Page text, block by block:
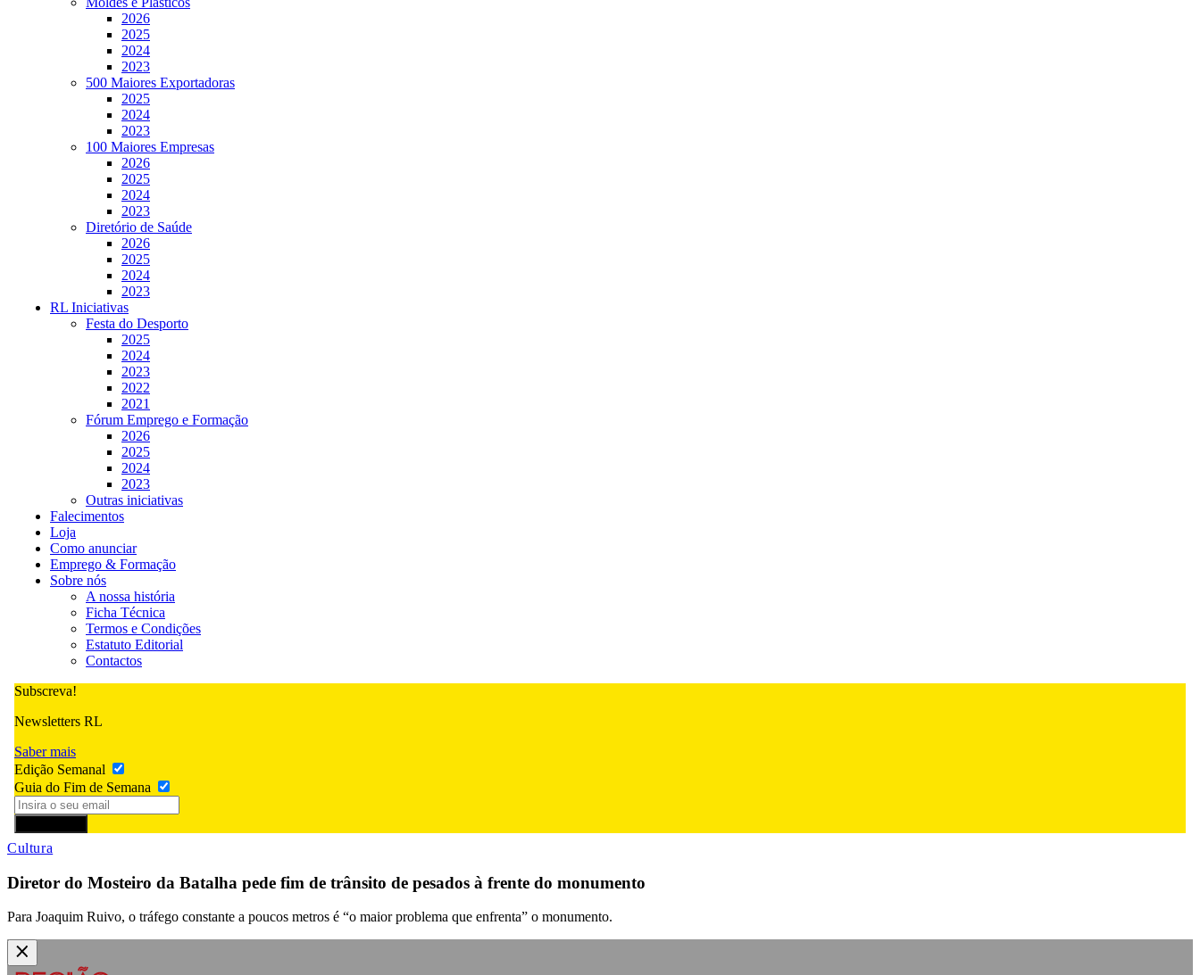
2026
2025
2024
2023
500 Maiores Exportadoras
2025
2024
2023
100 Maiores Empresas
2026
2025
2024
2023
Diretório de Saúde
2026
2025
2024
2023
RL Iniciativas
Festa do Desporto
2025
2024
2023
2022
2021
Fórum Emprego e Formação
2026
2025
2024
2023
Outras iniciativas
Falecimentos
Loja
Como anunciar
Emprego & Formação
Sobre nós
A nossa história
Ficha Técnica
Termos e Condições
Estatuto Editorial
Contactos
Subscreva!
Newsletters RL
Saber mais
Edição Semanal
Guia do Fim de Semana
Cultura
Diretor do Mosteiro da Batalha pede fim de trânsito de pesados à frente do monumento
Para Joaquim Ruivo, o tráfego constante a poucos metros é “o maior problema que enfrenta” o monumento.